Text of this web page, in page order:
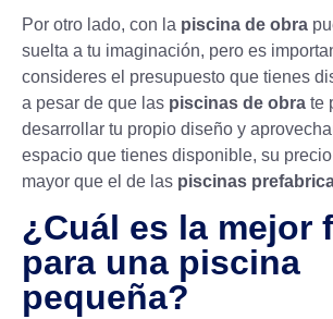
Por otro lado, con la piscina de obra
suelta a tu imaginación, pero es
consideres el presupuesto que tienes
a pesar de que las piscinas de obra te
desarrollar tu propio diseño y
espacio que tienes disponible, su
mayor que el de las piscinas
¿Cuál es la mejor
para una piscina
pequeña?